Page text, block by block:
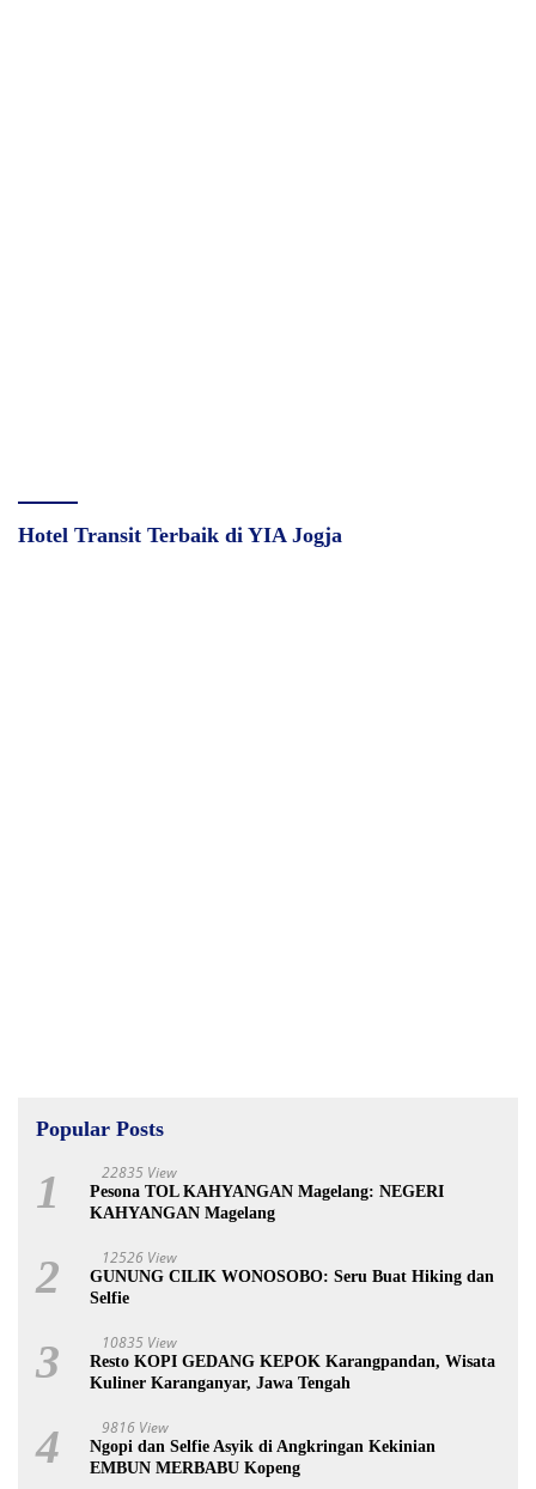
Hotel Transit Terbaik di YIA Jogja
Popular Posts
1 22835 View
Pesona TOL KAHYANGAN Magelang: NEGERI
KAHYANGAN Magelang
2 12526 View
GUNUNG CILIK WONOSOBO: Seru Buat Hiking dan
Selfie
3 10835 View
Resto KOPI GEDANG KEPOK Karangpandan, Wisata
Kuliner Karanganyar, Jawa Tengah
4 9816 View
Ngopi dan Selfie Asyik di Angkringan Kekinian
EMBUN MERBABU Kopeng